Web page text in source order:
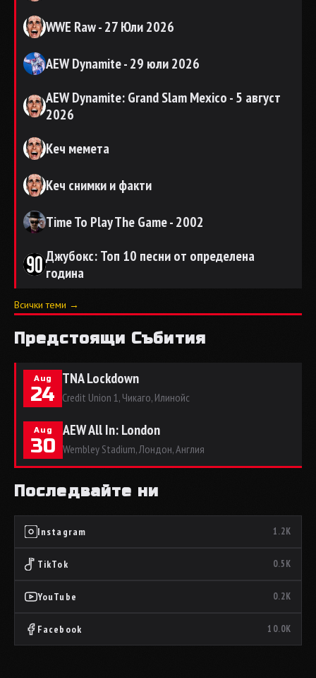
WWE Raw - 27 Юли 2026
AEW Dynamite - 29 юли 2026
AEW Dynamite: Grand Slam Mexico - 5 август
2026
Кеч мемета
Кеч снимки и факти
Time To Play The Game - 2002
Джубокс: Топ 10 песни от определена
година
Всички теми →
Предстоящи Събития
Aug
24
TNA Lockdown
Credit Union 1, Чикаго, Илинойс
Aug
30
AEW All In: London
Wembley Stadium, Лондон, Англия
Последвайте ни
Instagram 1.2K
TikTok 0.5K
YouTube 0.2K
Facebook 10.0K